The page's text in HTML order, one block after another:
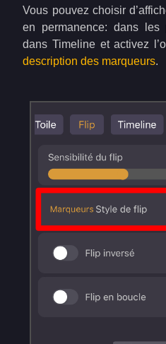
Vous pouvez choisir
en permanence: dans les
dans Timeline et activez
description des marqueurs.